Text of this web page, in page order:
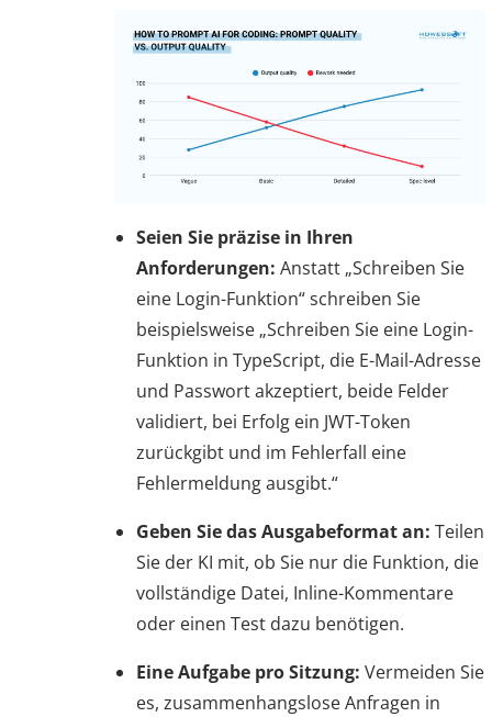
Seien Sie präzise in Ihren
Anforderungen: Anstatt „Schreiben Sie
eine Login-Funktion“ schreiben Sie
beispielsweise „Schreiben Sie eine Login-
Funktion in TypeScript, die E-Mail-Adresse
und Passwort akzeptiert, beide Felder
validiert, bei Erfolg ein JWT-Token
zurückgibt und im Fehlerfall eine
Fehlermeldung ausgibt.“
Geben Sie das Ausgabeformat an: Teilen
Sie der KI mit, ob Sie nur die Funktion, die
vollständige Datei, Inline-Kommentare
oder einen Test dazu benötigen.
Eine Aufgabe pro Sitzung: Vermeiden Sie
es, zusammenhangslose Anfragen in